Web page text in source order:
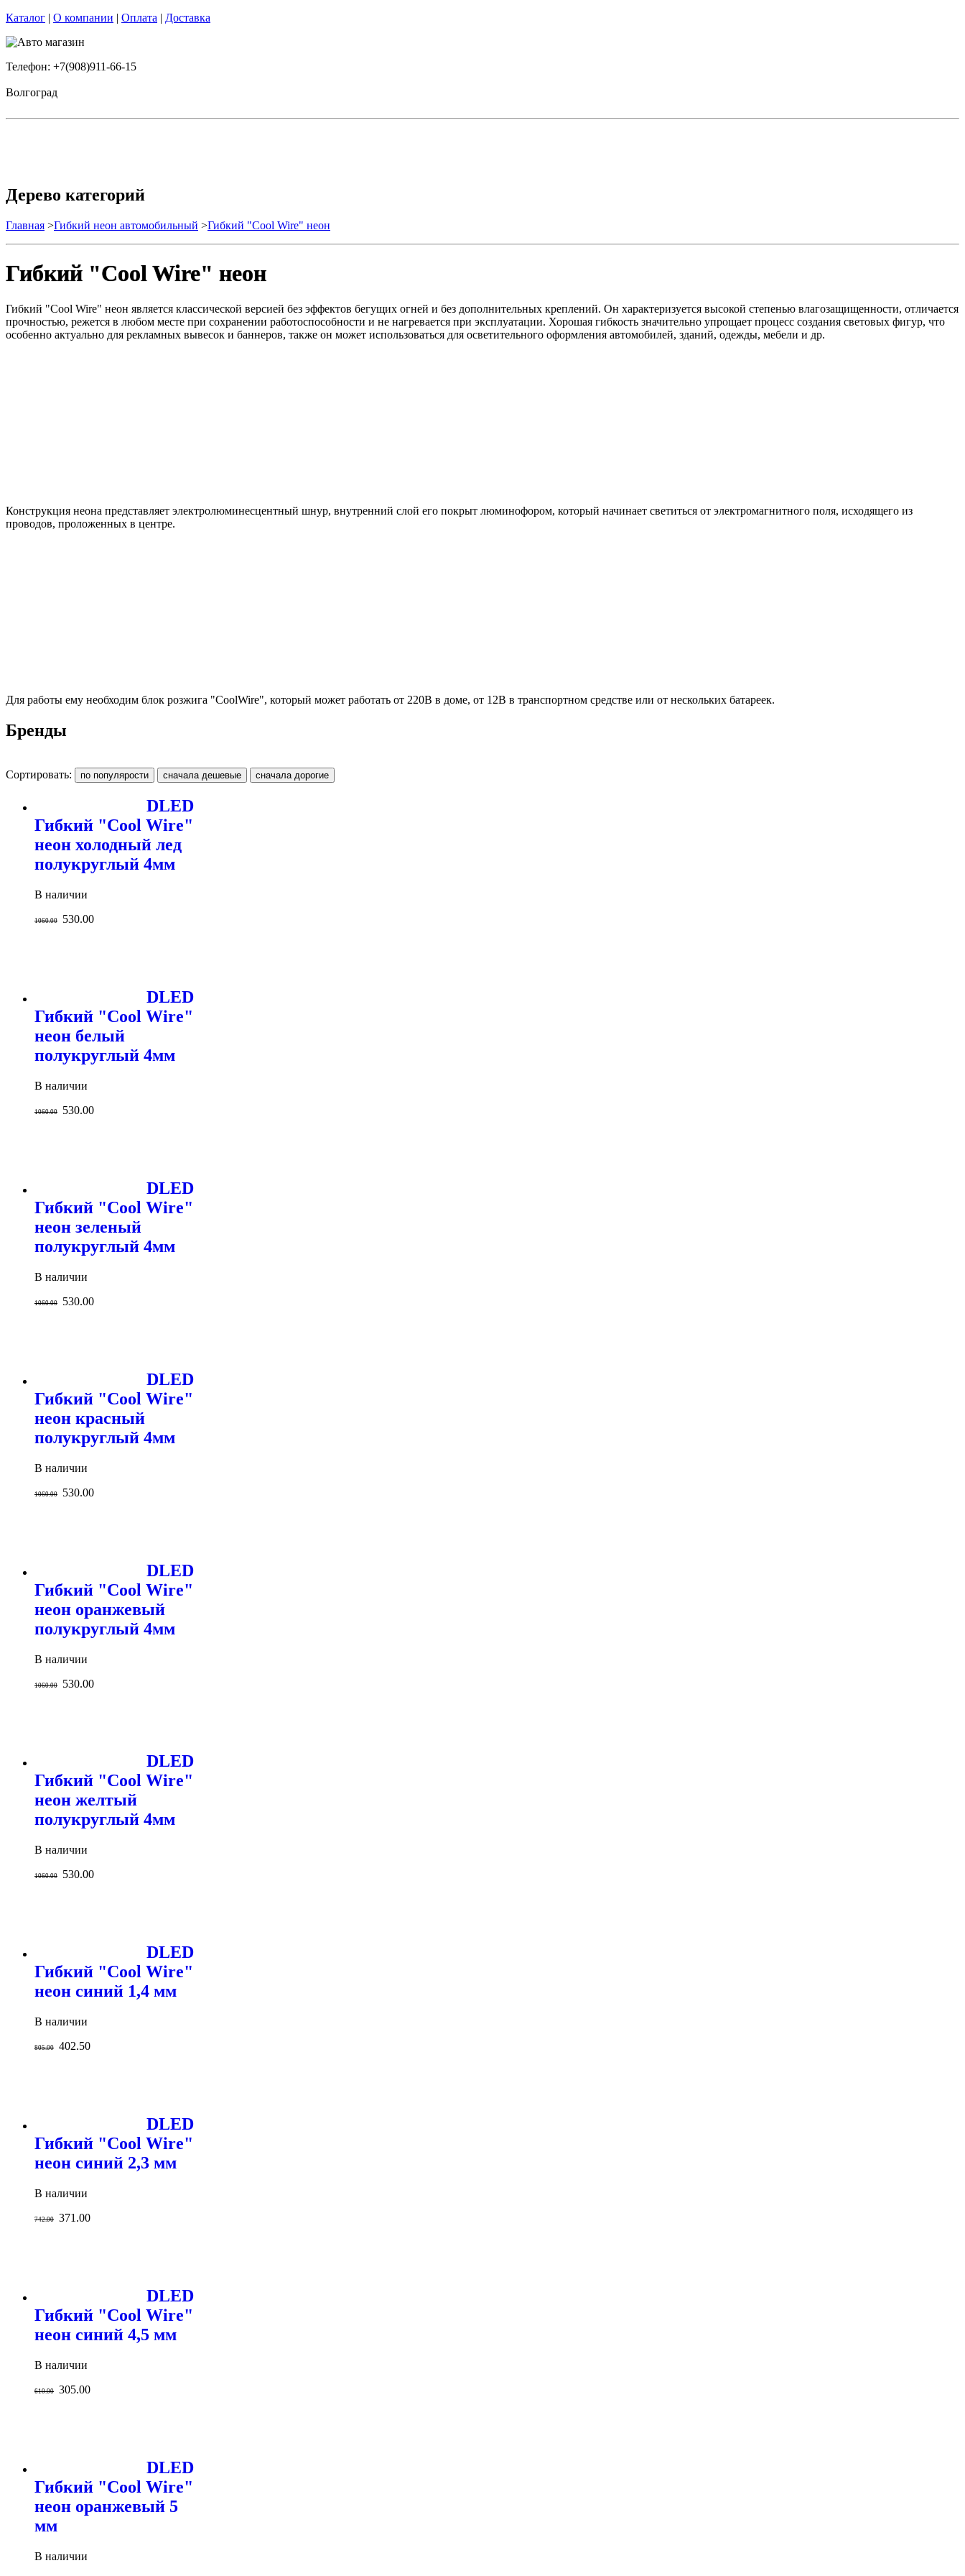
Каталог | О компании | Оплата | Доставка
Телефон: +7(908)911-66-15
Волгоград
Дерево категорий
Главная >Гибкий неон автомобильный >Гибкий "Cool Wire" неон
Гибкий "Cool Wire" неон
Гибкий "Cool Wire" неон является классической версией без эффектов бегущих огней и без дополнительных креплений. Он характеризуется высокой степенью влагозащищенности, отличается
прочностью, режется в любом месте при сохранении работоспособности и не нагревается при эксплуатации. Хорошая гибкость значительно упрощает процесс создания световых фигур, что
особенно актуально для рекламных вывесок и баннеров, также он может использоваться для осветительного оформления автомобилей, зданий, одежды, мебели и др.
Конструкция неона представляет электролюминесцентный шнур, внутренний слой его покрыт люминофором, который начинает светиться от электромагнитного поля, исходящего из
проводов, проложенных в центре.
Для работы ему необходим блок розжига "CoolWire", который может работать от 220В в доме, от 12В в транспортном средстве или от нескольких батареек.
Бренды
Сортировать:
DLED
Гибкий "Cool Wire"
неон холодный лед
полукруглый 4мм
В наличии
1060.00 530.00
DLED
Гибкий "Cool Wire"
неон белый
полукруглый 4мм
В наличии
1060.00 530.00
DLED
Гибкий "Cool Wire"
неон зеленый
полукруглый 4мм
В наличии
1060.00 530.00
DLED
Гибкий "Cool Wire"
неон красный
полукруглый 4мм
В наличии
1060.00 530.00
DLED
Гибкий "Cool Wire"
неон оранжевый
полукруглый 4мм
В наличии
1060.00 530.00
DLED
Гибкий "Cool Wire"
неон желтый
полукруглый 4мм
В наличии
1060.00 530.00
DLED
Гибкий "Cool Wire"
неон синий 1,4 мм
В наличии
805.00 402.50
DLED
Гибкий "Cool Wire"
неон синий 2,3 мм
В наличии
742.00 371.00
DLED
Гибкий "Cool Wire"
неон синий 4,5 мм
В наличии
610.00 305.00
DLED
Гибкий "Cool Wire"
неон оранжевый 5
мм
В наличии